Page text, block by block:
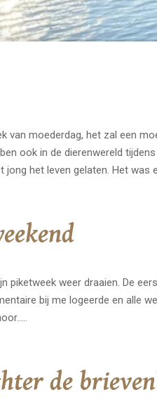
van moederdag, het zal een
ook in de dierenwereld
het leven gelaten. Het was
piketweek weer draaien. De
bij me logeerde en alle
de